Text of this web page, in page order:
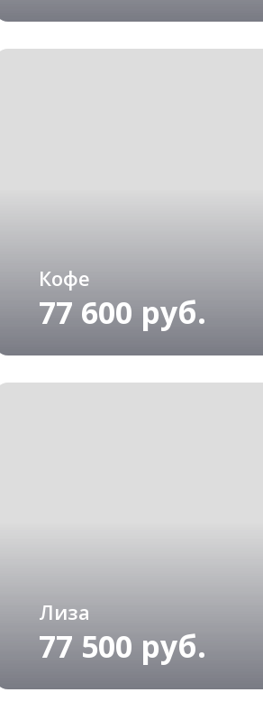
Кофе
77 600 руб.
Лиза
77 500 руб.